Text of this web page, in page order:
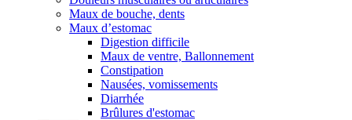
Maux de bouche, dents
Maux d’estomac
Digestion difficile
Maux de ventre, Ballonnement
Constipation
Nausées, vomissements
Diarrhée
Brûlures d'estomac